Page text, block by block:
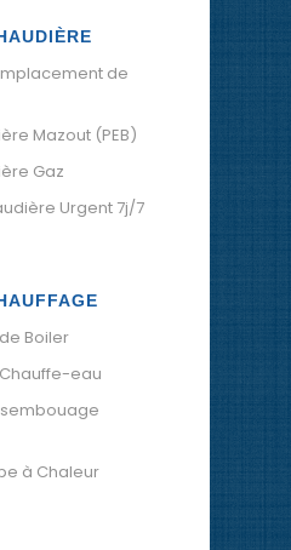
de
Mazout (PEB)
Gaz
Urgent 7j/7
Boiler
eau
à Chaleur